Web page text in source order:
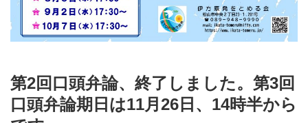
第2回口頭弁論、終了しました。第3回
口頭弁論期日は11月26日、14時半から